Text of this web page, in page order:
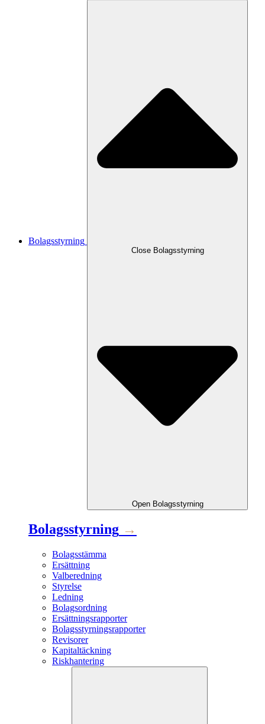
Bolagsstyrning
Close Bolagsstyrning
Open Bolagsstyrning
Bolagsstyrning →
Bolagsstämma
Ersättning
Valberedning
Styrelse
Ledning
Bolagsordning
Ersättningsrapporter
Bolagsstyrningsrapporter
Revisorer
Kapitaltäckning
Riskhantering